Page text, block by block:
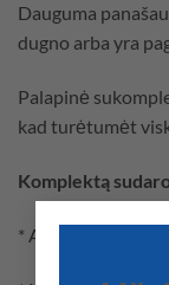
Dauguma
dugno arba yra
Palapinė
kad turėtumėt
Komplektą
* Aliuminio